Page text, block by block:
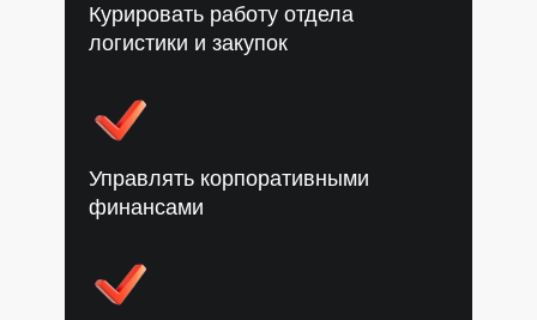
Управлять корпоративными
финансами
Курировать работу отдела
логистики и закупок